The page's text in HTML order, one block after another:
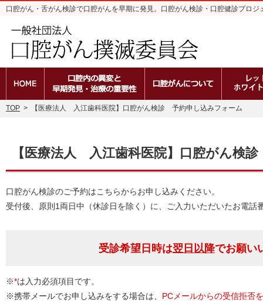
【医療法人 入江歯科医院】口腔がん検
口腔がん・舌がん検診で口腔がんを早期に発見。口腔がん検診・口腔健診プロジ
口腔がん検診のご予約はこちらからお申し込みください。
受付後、原則1両日中（休診日を除く）に、ご入力いただいたお電
受診希望日時は翌日以降でお願い
※*は入力必須項目です。
※携帯メールでお申し込みをする場合は、 PCメールからの受信拒否
TOP > 【医療法人 入江歯科医院】口腔がん検診 予約申し込みフォーム